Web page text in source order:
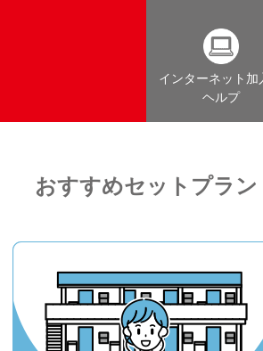
インターネット加
ヘルプ
おすすめセットプラン